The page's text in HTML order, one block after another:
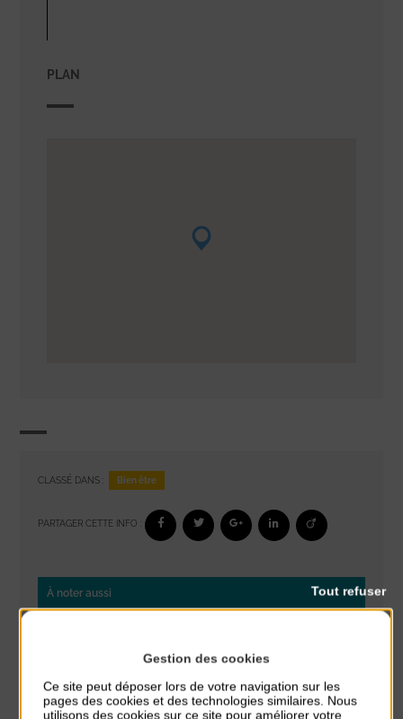
PLAN
CLASSÉ DANS : Bien être
PARTAGER CETTE INFO :
À noter aussi
Stretching
Gestion des cookies
Ce site peut déposer lors de votre navigation sur les
pages des cookies et des technologies similaires. Nous
utilisons des cookies sur ce site pour améliorer votre
Tout refuser